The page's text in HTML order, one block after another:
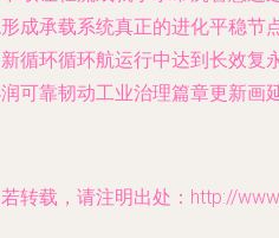
成承载系统真正的进化平稳节
循环循环航运行中达到长效复
可靠韧动工业治理篇章更新画
转载，请注明出处：http://